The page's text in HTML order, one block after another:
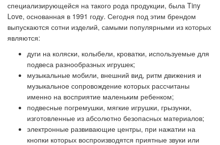
специализирующейся на такого рода продукции, была Tiny
Love, основанная в 1991 году. Сегодня под этим брендом
выпускаются сотни изделий, самыми популярными из которых
являются:
дуги на коляски, колыбели, кроватки, используемые для
подвеса разнообразных игрушек;
музыкальные мобили, внешний вид, ритм движения и
музыкальное сопровождение которых рассчитаны
именно на восприятие маленьким ребенком;
подвесные погремушки, мягкие игрушки, грызунки,
изготовленные из абсолютно безопасных материалов;
электронные развивающие центры, при нажатии на
кнопки которых воспроизводятся приятные звуки или